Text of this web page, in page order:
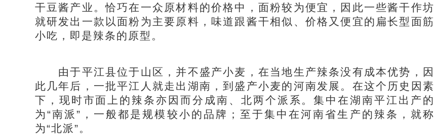
干豆酱产业。恰巧在一众原材料的价格中，面粉较为便宜，因此一些酱干作坊
就研发出一款以面粉为主要原料，味道跟酱干相似、价格又便宜的扁长型面筋
小吃，即是辣条的原型。
由于平江县位于山区，并不盛产小麦，在当地生产辣条没有成本优势，因
此几年后，一批平江人就走出湖南，到盛产小麦的河南发展。在这个历史因素
下，现时市面上的辣条亦因而分成南、北两个派系。集中在湖南平江出产的
为“南派”，一般都是规模较小的品牌；至于集中在河南省生产的辣条，就称
为“北派”。